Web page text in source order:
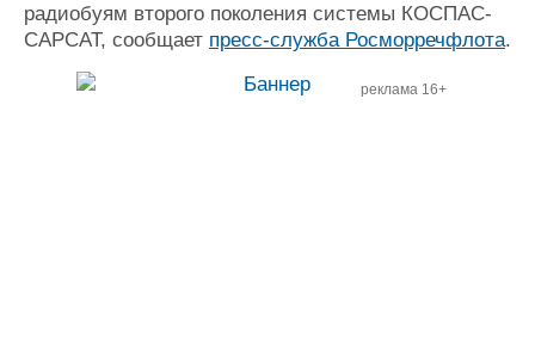
радиобуям второго поколения системы КОСПАС-
САРСАТ, сообщает пресс-служба Росморречфлота.
реклама 16+